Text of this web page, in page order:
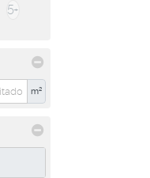
São Cosme de Cima (São Benedito) (1)
5+
m²